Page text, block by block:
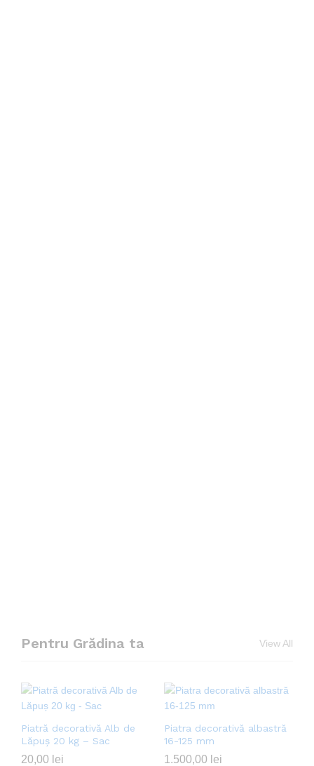
Pentru Grădina ta View All
Piatră decorativă Alb de
Lăpuș 20 kg – Sac
20,00 lei
Piatra decorativă albastră
16-125 mm
1.500,00 lei